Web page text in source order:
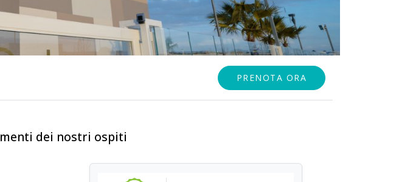
PRENOTA ORA
dei nostri ospiti